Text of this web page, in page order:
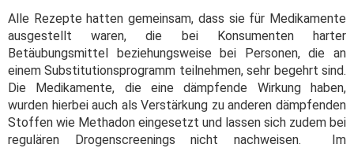
Alle Rezepte hatten gemeinsam, dass sie für Medikamente
ausgestellt waren, die bei Konsumenten harter
Betäubungsmittel beziehungsweise bei Personen, die an
einem Substitutionsprogramm teilnehmen, sehr begehrt sind.
Die Medikamente, die eine dämpfende Wirkung haben,
wurden hierbei auch als Verstärkung zu anderen dämpfenden
Stoffen wie Methadon eingesetzt und lassen sich zudem bei
regulären Drogenscreenings nicht nachweisen. Im